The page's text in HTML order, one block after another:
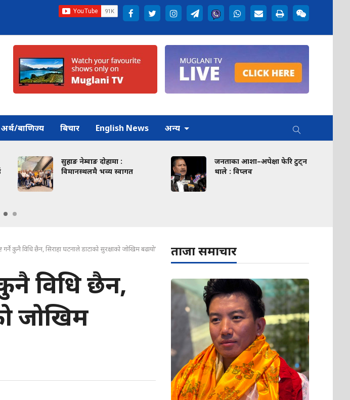
अर्थ/बाणिज्य बिचार English News अन्य
सुहाङ नेम्वाङ दोहामा :
विमानस्थलमै भव्य स्वागत
जनताका आशा–अपेक्षा फेरि टुट्न
थाले : विप्लव
गर्ने कुनै विधि छैन, सिराहा घटनाले डाटाको सुरक्षाको जोखिम बढायो’
विधि छैन,
जोखिम
ताजा समाचार